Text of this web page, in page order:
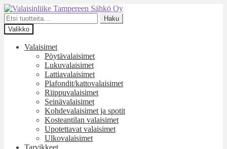
Siirry
navigointiin
Siirry
sisältöön
Etsi:
Haku
Valikko
Valaisimet
Pöytävalaisimet
Lukuvalaisimet
Lattiavalaisimet
Plafondit/kattovalaisimet
Riippuvalaisimet
Seinävalaisimet
Kohdevalaisimet ja spotit
Kosteantilan valaisimet
Upotettavat valaisimet
Ulkovalaisimet
Tarvikkeet